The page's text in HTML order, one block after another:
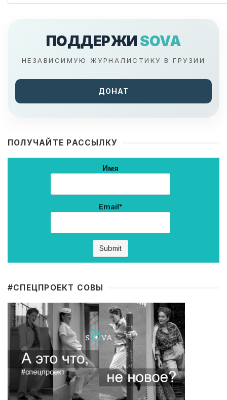
ПОДДЕРЖИ SOVA
НЕЗАВИСИМУЮ ЖУРНАЛИСТИКУ В ГРУЗИИ
ДОНАТ
ПОЛУЧАЙТЕ РАССЫЛКУ
Имя
Email*
#CПЕЦПРОЕКТ СОВЫ